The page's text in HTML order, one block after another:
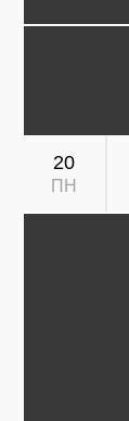
20
ПН